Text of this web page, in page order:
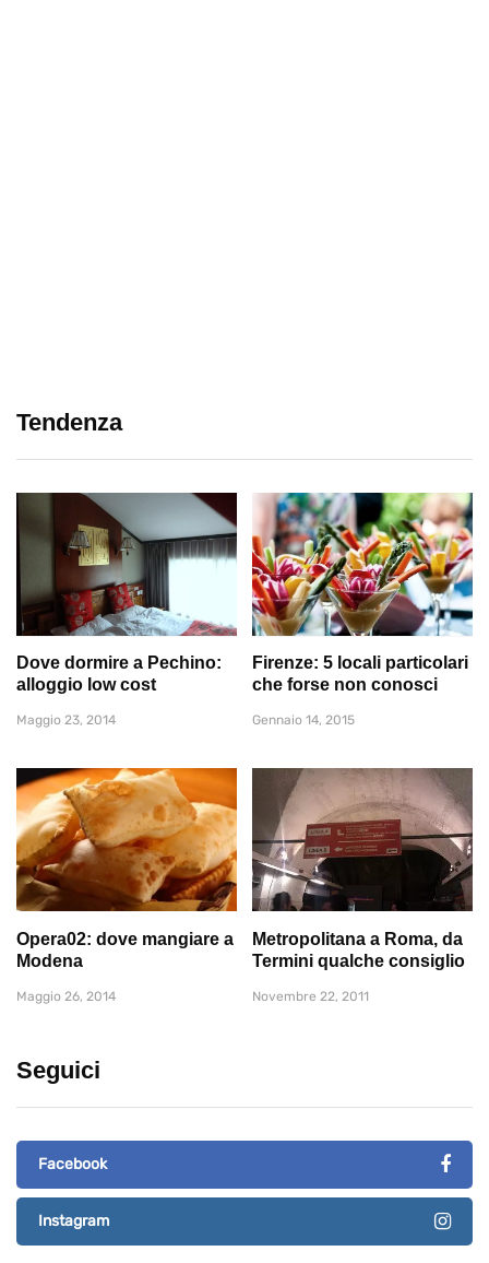
Tendenza
Dove dormire a Pechino:
alloggio low cost
Maggio 23, 2014
Firenze: 5 locali particolari
che forse non conosci
Gennaio 14, 2015
Opera02: dove mangiare a
Modena
Maggio 26, 2014
Metropolitana a Roma, da
Termini qualche consiglio
Novembre 22, 2011
Seguici
Facebook
Instagram